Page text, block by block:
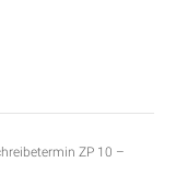
ZP 10 –